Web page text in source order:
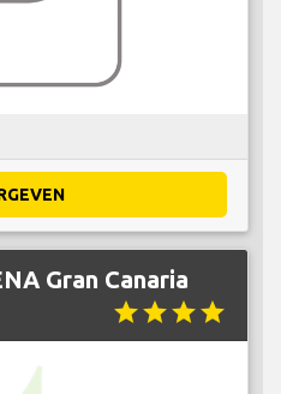
Gran Canaria
starstarstarstar